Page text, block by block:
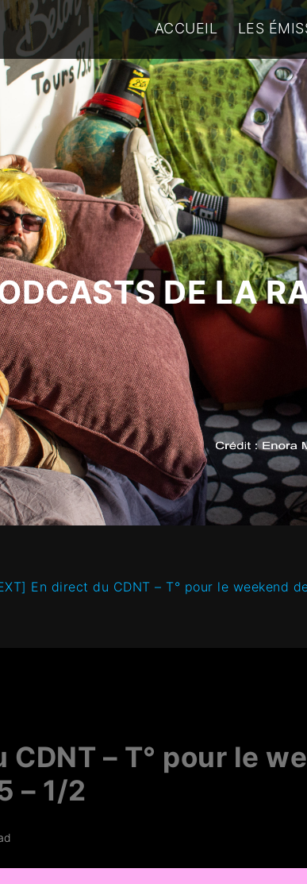
ACCUEIL LES
DE LA
En direct du CDNT – T° pour le weekend
CDNT – T° pour le
– 1/2